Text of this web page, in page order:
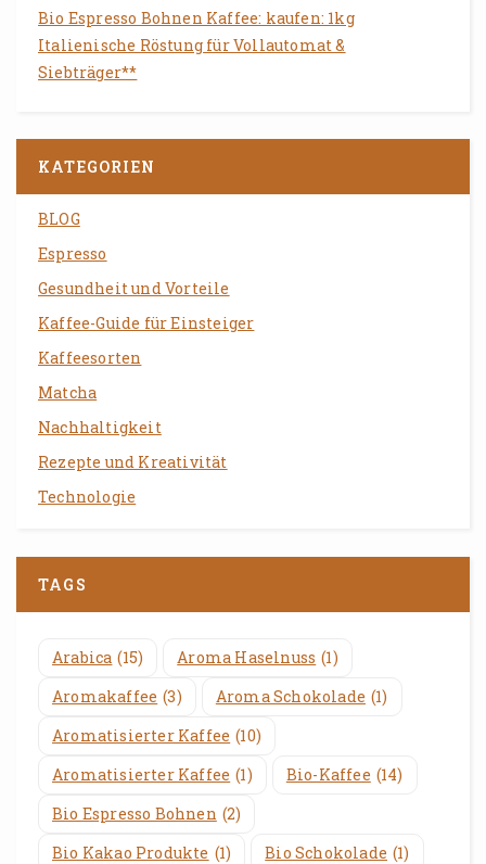
Bio Espresso Bohnen Kaffee: kaufen: 1kg
Italienische Röstung für Vollautomat &
Siebträger**
KATEGORIEN
BLOG
Espresso
Gesundheit und Vorteile
Kaffee-Guide für Einsteiger
Kaffeesorten
Matcha
Nachhaltigkeit
Rezepte und Kreativität
Technologie
TAGS
Arabica (15) Aroma Haselnuss (1)
Aromakaffee (3) Aroma Schokolade (1)
Aromatisierter Kaffee (10)
Aromatisierter Kaffee (1) Bio-Kaffee (14)
Bio Espresso Bohnen (2)
Bio Kakao Produkte (1) Bio Schokolade (1)